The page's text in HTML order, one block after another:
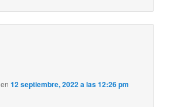
en12 septiembre, 2022 a las 12:26 pm